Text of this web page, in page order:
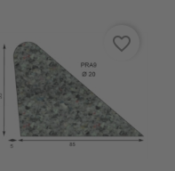
favorite_border